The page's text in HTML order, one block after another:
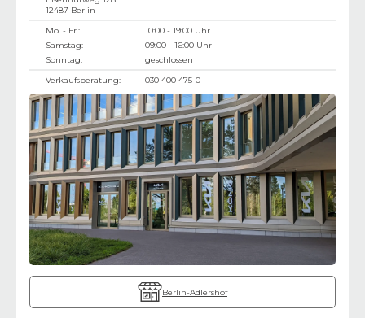
12487 Berlin
Mo. - Fr.:
10:00 - 19:00 Uhr
Samstag:
09:00 - 16:00 Uhr
Sonntag:
geschlossen
Verkaufsberatung:
030 400 475-0
Berlin-Adlershof